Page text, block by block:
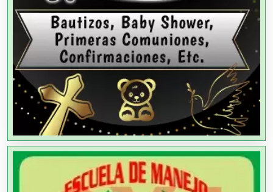
Agencias de Publicidad
Agencias de Viajes
Agricultores
Agricultura y Ganadería